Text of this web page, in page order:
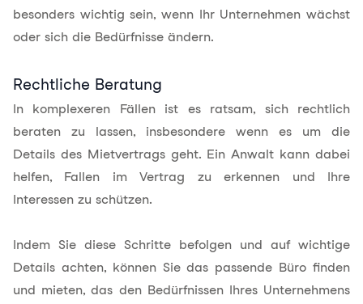
besonders wichtig sein, wenn Ihr Unternehmen wächst
oder sich die Bedürfnisse ändern.
Rechtliche Beratung
In komplexeren Fällen ist es ratsam, sich rechtlich
beraten zu lassen, insbesondere wenn es um die
Details des Mietvertrags geht. Ein Anwalt kann dabei
helfen, Fallen im Vertrag zu erkennen und Ihre
Interessen zu schützen.
Indem Sie diese Schritte befolgen und auf wichtige
Details achten, können Sie das passende Büro finden
und mieten, das den Bedürfnissen Ihres Unternehmens